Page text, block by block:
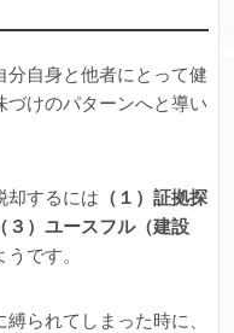
分自身と他者にとって健
づけのパターンへと導い
却するには （１）証拠探
（３）ユースフル（建設
です。
られてしまった時に、